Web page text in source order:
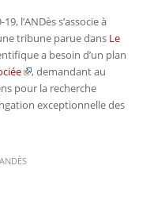
l’ANDès s’associe à
tribune parue dans Le
a besoin d’un plan
, demandant au
pour la recherche
exceptionnelle des